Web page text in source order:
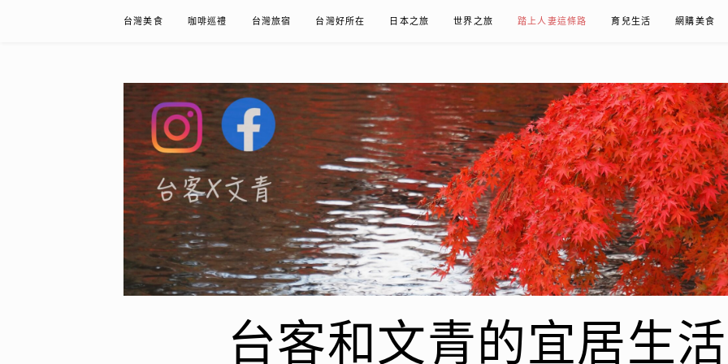
台灣美食 咖啡巡禮 台灣旅宿 台灣好所在 日本之旅 世界之旅 踏上人妻這條路 育兒生活 網購美食
台客和文青的宜居生